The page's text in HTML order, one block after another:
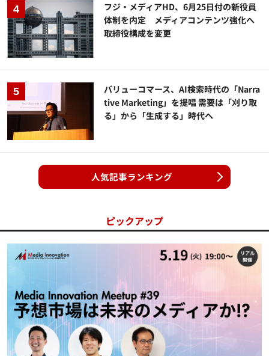
フジ・メディアHD、6月25日付の新役員
体制を内定 メディアコンテンツ強化へ
取締役構成を変更
バリューコマース、AI検索時代の「Narra
tive Marketing」を提唱 需要は「刈り取
る」から「生成する」時代へ
人気記事ランキング
ピックアップ